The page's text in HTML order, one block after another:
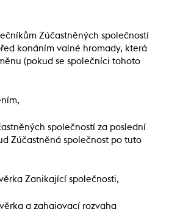
Zúčastněných společností
konáním valné hromady, která
(pokud se společníci tohoto
společností za poslední
Zúčastněná společnost po tuto
Zanikající společnosti,
a zahajovací rozvaha